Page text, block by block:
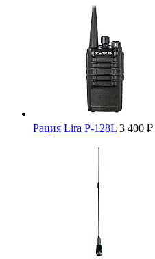
Рация Lira P-128L 3 400 ₽